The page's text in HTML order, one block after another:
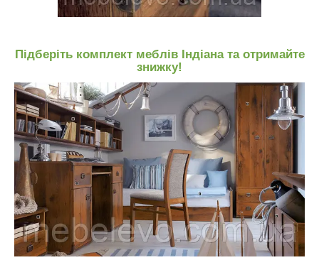
Підберіть комплект меблів Індіана та отримайте
знижку!